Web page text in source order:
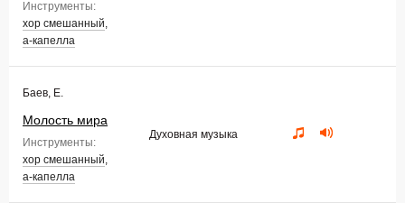
Инструменты:
хор смешанный,
а-капелла
Баев, Е.
Молость мира
Инструменты:
хор смешанный,
а-капелла
Духовная музыка